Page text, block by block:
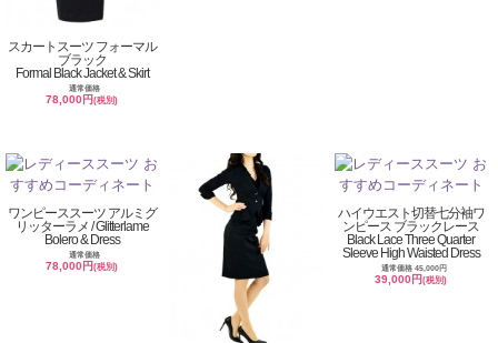
スカートスーツ フォーマル
ブラック
Formal Black Jacket & Skirt
通常価格
78,000円(税別)
ワンピーススーツ アルミグ
リッターラメ / Glitterlame
Bolero & Dress
通常価格
78,000円(税別)
ハイウエスト切替七分袖ワ
ンピース ブラックレース
Black Lace Three Quarter
Sleeve High Waisted Dress
通常価格 45,000円
39,000円(税別)